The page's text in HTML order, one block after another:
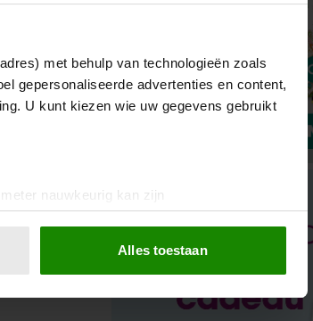
met behulp van technologieën zoals
gepersonaliseerde advertenties en content,
U kunt kiezen wie uw gegevens gebruikt
nauwkeurig kan zijn
(fingerprinting)
voor social media te bieden en om ons
Alles toestaan